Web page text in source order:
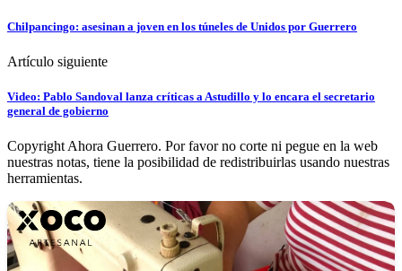
Chilpancingo: asesinan a joven en los túneles de Unidos por Guerrero
Artículo siguiente
Video: Pablo Sandoval lanza críticas a Astudillo y lo encara el secretario
general de gobierno
Copyright Ahora Guerrero. Por favor no corte ni pegue en la web
nuestras notas, tiene la posibilidad de redistribuirlas usando nuestras
herramientas.